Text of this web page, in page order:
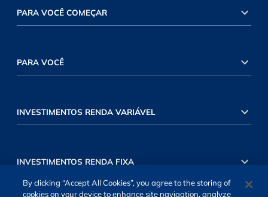
PARA VOCÊ COMEÇAR
PARA VOCÊ
INVESTIMENTOS RENDA VARIÁVEL
INVESTIMENTOS RENDA FIXA
By clicking “Accept All Cookies”, you agree to the storing of
cookies on your device to enhance site navigation, analyze